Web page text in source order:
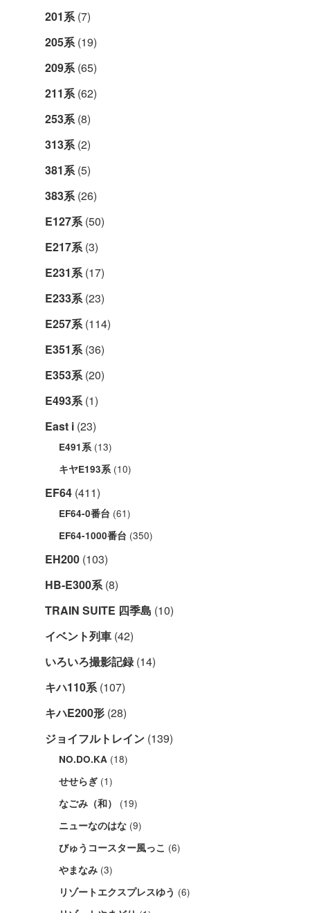
201系(7)
205系(19)
209系(65)
211系(62)
253系(8)
313系(2)
381系(5)
383系(26)
E127系(50)
E217系(3)
E231系(17)
E233系(23)
E257系(114)
E351系(36)
E353系(20)
E493系(1)
East i (23)
E491系(13)
キヤE193系(10)
EF64 (411)
EF64-0番台 (61)
EF64-1000番台 (350)
EH200 (103)
HB-E300系(8)
TRAIN SUITE 四季島 (10)
イベント列車 (42)
いろいろ撮影記録(14)
キハ110系(107)
キハE200形 (28)
ジョイフルトレイン (139)
NO.DO.KA (18)
せせらぎ (1)
なごみ（和） (19)
ニューなのはな (9)
びゅうコースター風っこ (6)
やまなみ (3)
リゾートエクスプレスゆう (6)